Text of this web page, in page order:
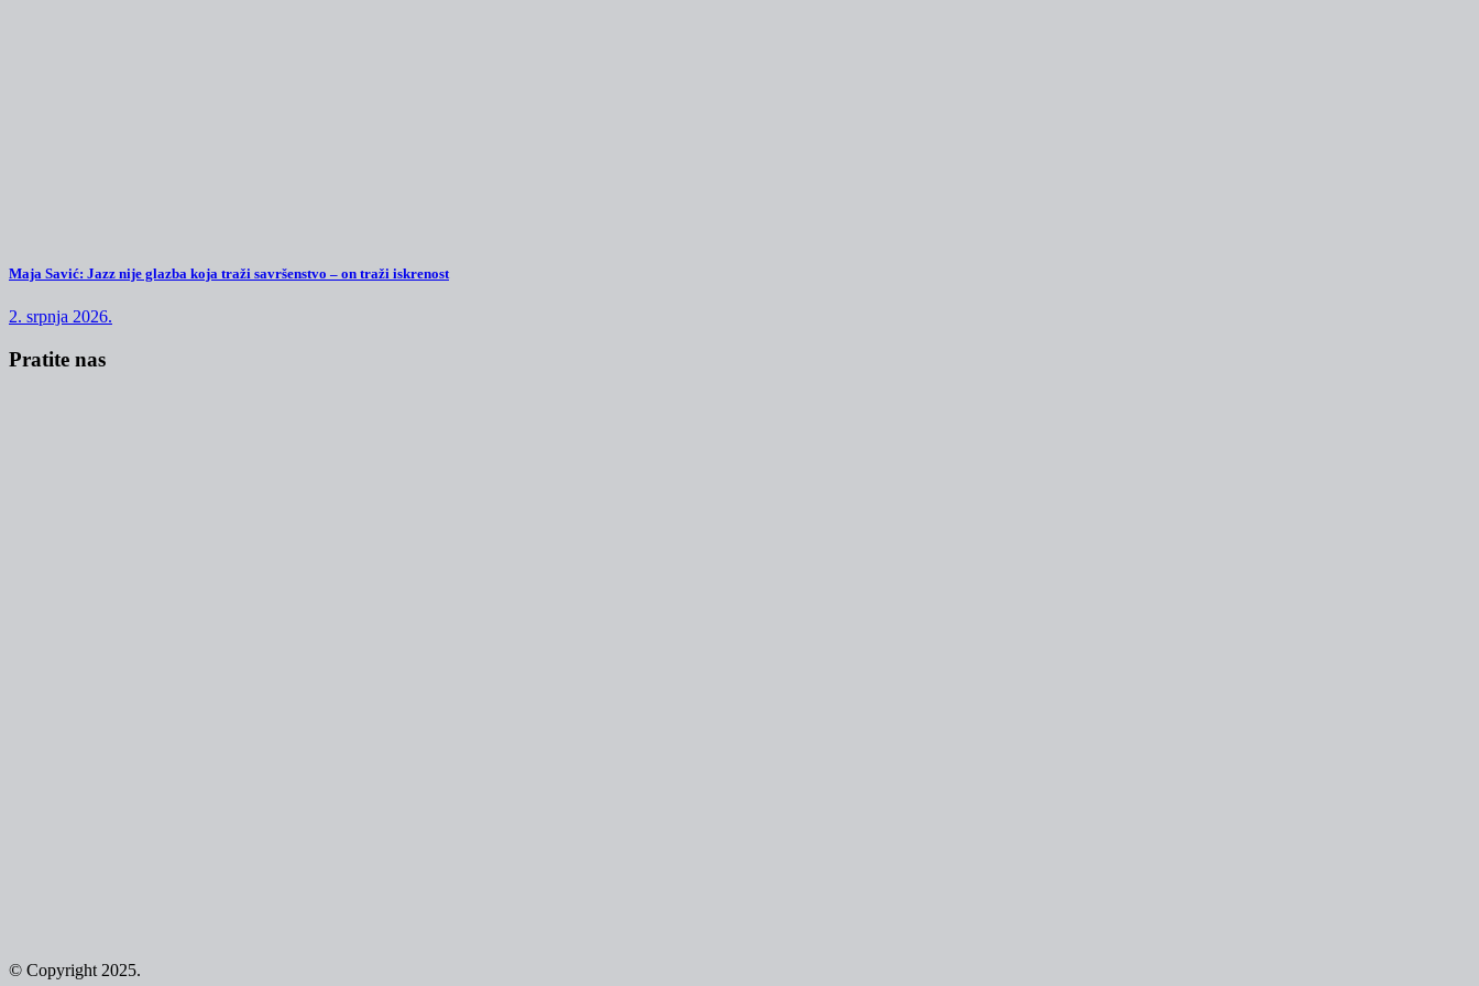
Maja Savić: Jazz nije glazba koja traži savršenstvo – on traži iskrenost
2. srpnja 2026.
Pratite nas
© Copyright 2025.